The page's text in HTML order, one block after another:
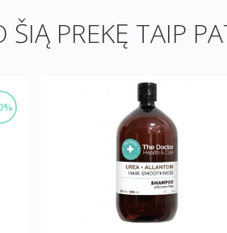
ŠIĄ PREKĘ TAIP